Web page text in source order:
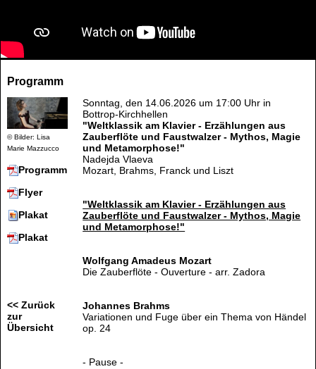
Programm
© Bilder: Lisa
Marie Mazzucco
Programm
Flyer
Plakat
Plakat
<< Zurück
zur
Übersicht
Sonntag, den 14.06.2026 um 17:00 Uhr in
Bottrop-Kirchhellen
"Weltklassik am Klavier - Erzählungen aus
Zauberflöte und Faustwalzer - Mythos, Magie
und Metamorphose!"
Nadejda Vlaeva
Mozart, Brahms, Franck und Liszt
"Weltklassik am Klavier - Erzählungen aus
Zauberflöte und Faustwalzer - Mythos, Magie
und Metamorphose!"
Wolfgang Amadeus Mozart
Die Zauberflöte - Ouverture - arr. Zadora
Johannes Brahms
Variationen und Fuge über ein Thema von Händel
op. 24
- Pause -